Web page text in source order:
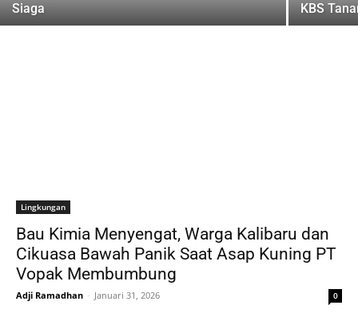
Siaga
KBS
Lingkungan
Bau Kimia Menyengat, Warga Kalibaru dan
Cikuasa Bawah Panik Saat Asap Kuning PT
Vopak Membumbung
Adji Ramadhan - Januari 31, 2026 0